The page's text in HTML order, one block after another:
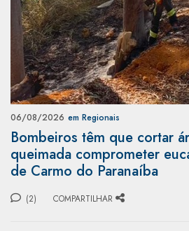
06/08/2026 em Regionais
Bombeiros têm que cortar
queimada comprometer
de Carmo do Paranaíba
(2) COMPARTILHAR